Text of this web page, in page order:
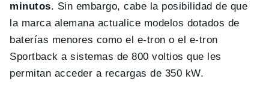
minutos. Sin embargo, cabe la posibilidad de que
la marca alemana actualice modelos dotados de
baterías menores como el e-tron o el e-tron
Sportback a sistemas de 800 voltios que les
permitan acceder a recargas de 350 kW.